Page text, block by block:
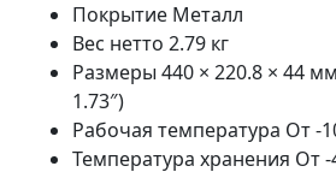
Покрытие Металл
Вес нетто 2.79 кг
Размеры 440 × 220.8 × 44
1.73″)
Рабочая температура От -
Температура хранения От -